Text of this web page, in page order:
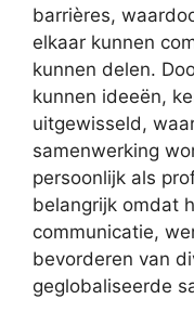
barrières,
elkaar kunnen
kunnen delen.
kunnen ideeën,
uitgewisseld,
samenwerking
persoonlijk als
belangrijk omdat
communicatie,
bevorderen van
geglobaliseerde